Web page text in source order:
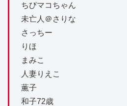
ちびマコちゃん
未亡人＠さりな
さっちー
りほ
まみこ
人妻りえこ
薫子
和子72歳